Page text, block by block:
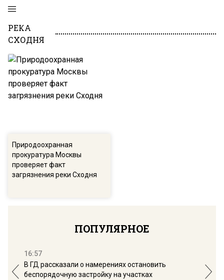
РЕКА
СХОДНЯ
Природоохранная
прокуратура Москвы
проверяет факт
загрязнения реки Сходня
ПОПУЛЯРНОЕ
16:57
В ГД рассказали о намерениях остановить
беспорядочную застройку на участках